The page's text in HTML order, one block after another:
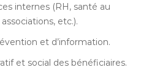
internes (RH, santé au
etc.).
et d’information.
et social des bénéficiaires.